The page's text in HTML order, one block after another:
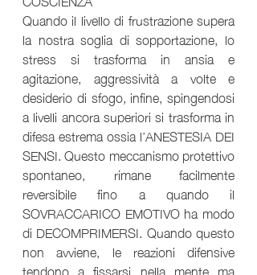
Quando il livello di frustrazione supera
la nostra soglia di sopportazione, lo
stress si trasforma in ansia e
agitazione, aggressività a volte e
desiderio di sfogo, infine, spingendosi
a livelli ancora superiori si trasforma in
difesa estrema ossia l’ANESTESIA DEI
SENSI. Questo meccanismo protettivo
spontaneo, rimane facilmente
reversibile fino a quando il
SOVRACCARICO EMOTIVO ha modo
di DECOMPRIMERSI. Quando questo
non avviene, le reazioni difensive
tendono a fissarsi nella mente ma